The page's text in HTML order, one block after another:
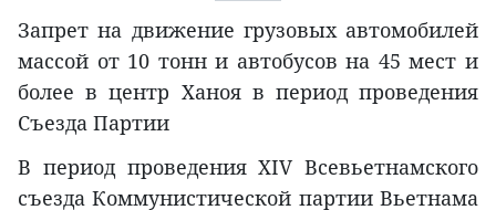
Запрет на движение грузовых автомобилей
массой от 10 тонн и автобусов на 45 мест и
более в центр Ханоя в период проведения
Съезда Партии
В период проведения XIV Всевьетнамского
съезда Коммунистической партии Вьетнама